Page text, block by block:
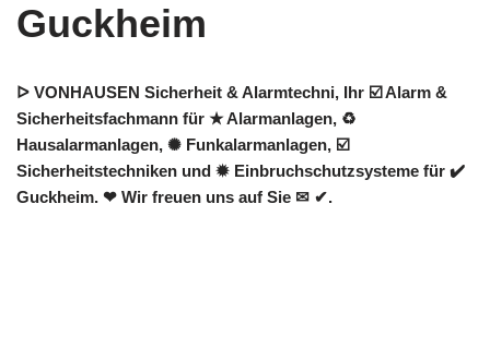
Guckheim
ᐅ VONHAUSEN Sicherheit & Alarmtechni, Ihr ☑️ Alarm &
Sicherheitsfachmann für ★ Alarmanlagen, ♻
Hausalarmanlagen, ✺ Funkalarmanlagen, ☑️
Sicherheitstechniken und ✹ Einbruchschutzsysteme für ✔️
Guckheim. ❤ Wir freuen uns auf Sie ✉ ✔.